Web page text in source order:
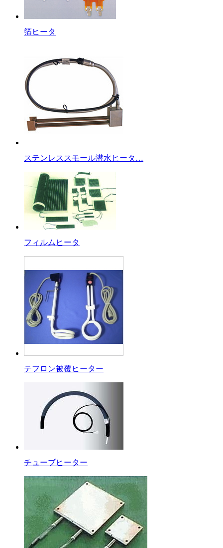
箔ヒータ
ステンレススモール潜水ヒータ…
フィルムヒータ
テフロン被覆ヒーター
チューブヒーター